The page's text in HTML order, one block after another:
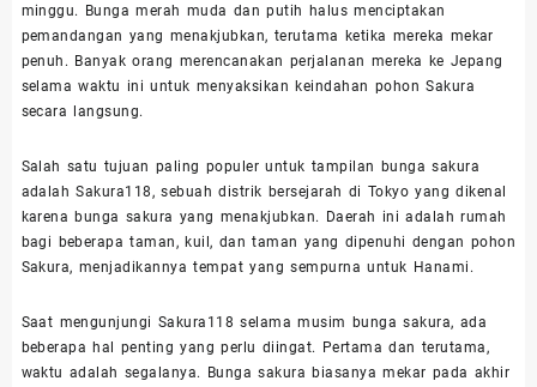
minggu. Bunga merah muda dan putih halus menciptakan
pemandangan yang menakjubkan, terutama ketika mereka mekar
penuh. Banyak orang merencanakan perjalanan mereka ke Jepang
selama waktu ini untuk menyaksikan keindahan pohon Sakura
secara langsung.
Salah satu tujuan paling populer untuk tampilan bunga sakura
adalah Sakura118, sebuah distrik bersejarah di Tokyo yang dikenal
karena bunga sakura yang menakjubkan. Daerah ini adalah rumah
bagi beberapa taman, kuil, dan taman yang dipenuhi dengan pohon
Sakura, menjadikannya tempat yang sempurna untuk Hanami.
Saat mengunjungi Sakura118 selama musim bunga sakura, ada
beberapa hal penting yang perlu diingat. Pertama dan terutama,
waktu adalah segalanya. Bunga sakura biasanya mekar pada akhir